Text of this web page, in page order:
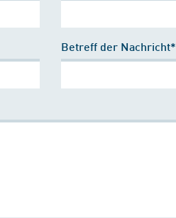
Betreff der Nachricht*